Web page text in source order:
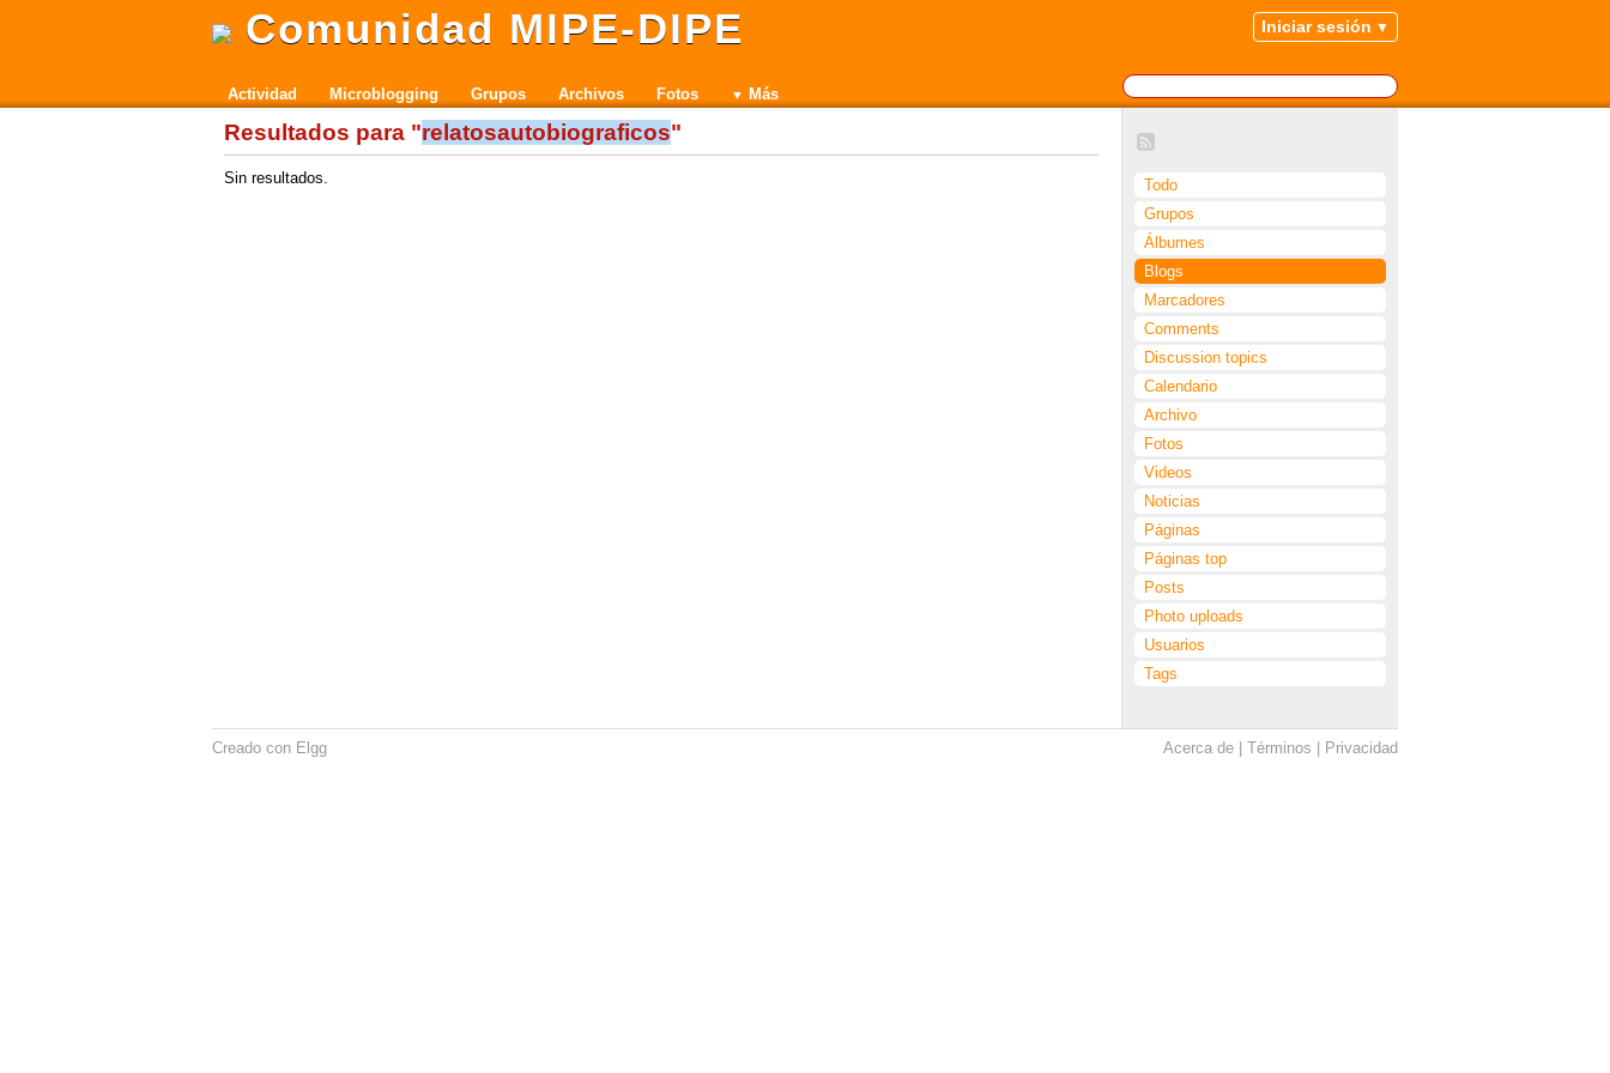
Comunidad MIPE-DIPE Iniciar sesión
Actividad Microblogging Grupos Archivos Fotos Más
Todo
Grupos
Álbumes
Blogs
Marcadores
Comments
Discussion topics
Calendario
Archivo
Fotos
Videos
Noticias
Páginas
Páginas top
Posts
Photo uploads
Usuarios
Tags
Resultados para "relatosautobiograficos"
Sin resultados.
Acerca de Términos Privacidad
Creado con Elgg